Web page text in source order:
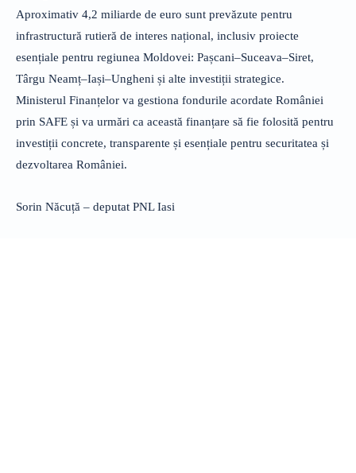
Aproximativ 4,2 miliarde de euro sunt prevăzute pentru
infrastructură rutieră de interes național, inclusiv proiecte
esențiale pentru regiunea Moldovei: Pașcani–Suceava–Siret,
Târgu Neamț–Iași–Ungheni și alte investiții strategice.
Ministerul Finanțelor va gestiona fondurile acordate României
prin SAFE și va urmări ca această finanțare să fie folosită pentru
investiții concrete, transparente și esențiale pentru securitatea și
dezvoltarea României.
Sorin Năcuță – deputat PNL Iasi